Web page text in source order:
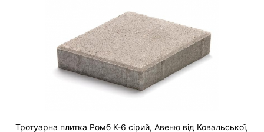
Тротуарна плитка Ромб К-6 сірий, Авеню від Ковальської,